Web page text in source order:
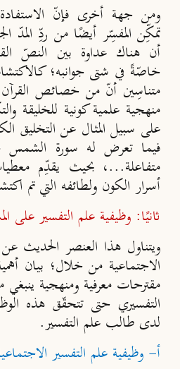
ومن جهة أخرى فإنّ
تمكِّن المفسِّر أيضًا من ردِّ المدّ
أن هناك عداوة بين النصّ
خاصّةً في شتى جوانبه؛
متناسِين أنّ من خصائص
منهجية علمية كونية للخليقة
على سبيل المثال عن التخليق
فيما تعرض له سورة الشمس
متفاعلة...، بحيث يقدِّم
أسرار الكون ولطائفه التي تم
ثانيًا: وظيفية علم التفسير على
ويتناول هذا العنصر الحديث
الاجتماعية من خلال؛ بيان
مقترحات معرفية ومنهجية ينبغي
التفسيري حتى تتحقّق هذه
لدى طالب علم التفسير.
أ- وظيفية علم التفسير